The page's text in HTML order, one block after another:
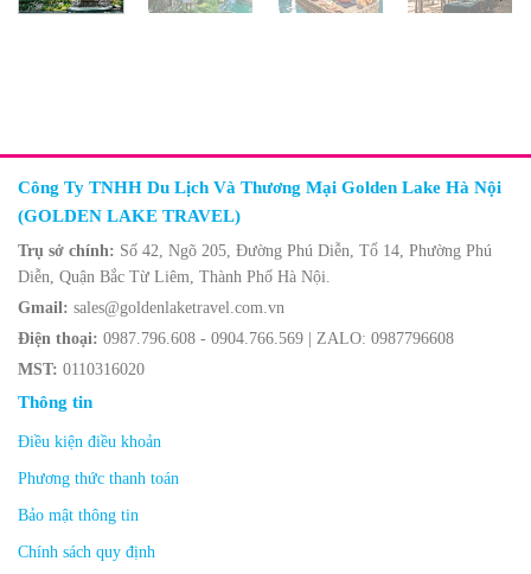
Công Ty TNHH Du Lịch Và Thương Mại Golden Lake Hà Nội
(GOLDEN LAKE TRAVEL)
Trụ sở chính: Số 42, Ngõ 205, Đường Phú Diễn, Tổ 14, Phường Phú
Diễn, Quận Bắc Từ Liêm, Thành Phố Hà Nội.
Gmail: sales@goldenlaketravel.com.vn
Điện thoại: 0987.796.608 - 0904.766.569 | ZALO: 0987796608
MST: 0110316020
Thông tin
Điều kiện điều khoản
Phương thức thanh toán
Bảo mật thông tin
Chính sách quy định